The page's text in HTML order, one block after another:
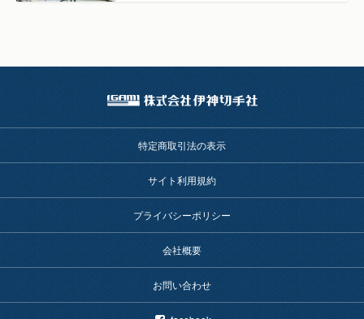
特定商取引法の表示
サイト利用規約
プライバシーポリシー
会社概要
お問い合わせ